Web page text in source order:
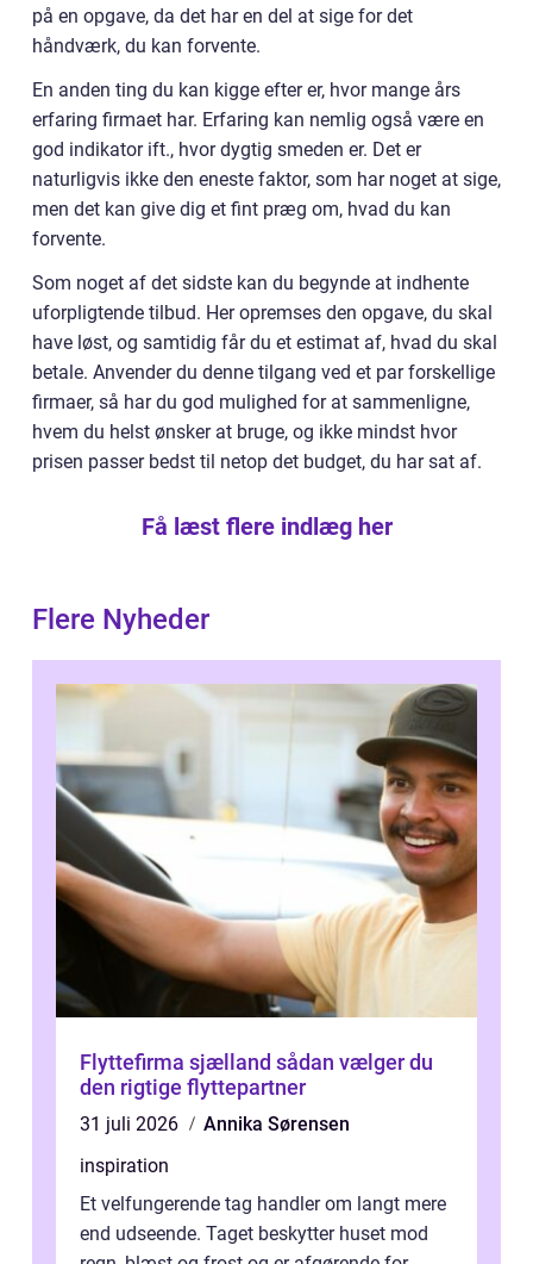
på en opgave, da det har en del at sige for det
håndværk, du kan forvente.
En anden ting du kan kigge efter er, hvor mange års
erfaring firmaet har. Erfaring kan nemlig også være en
god indikator ift., hvor dygtig smeden er. Det er
naturligvis ikke den eneste faktor, som har noget at sige,
men det kan give dig et fint præg om, hvad du kan
forvente.
Som noget af det sidste kan du begynde at indhente
uforpligtende tilbud. Her opremses den opgave, du skal
have løst, og samtidig får du et estimat af, hvad du skal
betale. Anvender du denne tilgang ved et par forskellige
firmaer, så har du god mulighed for at sammenligne,
hvem du helst ønsker at bruge, og ikke mindst hvor
prisen passer bedst til netop det budget, du har sat af.
Få læst flere indlæg her
Flere Nyheder
Flyttefirma sjælland sådan vælger du
den rigtige flyttepartner
31 juli 2026
Annika Sørensen
inspiration
Et velfungerende tag handler om langt mere
end udseende. Taget beskytter huset mod